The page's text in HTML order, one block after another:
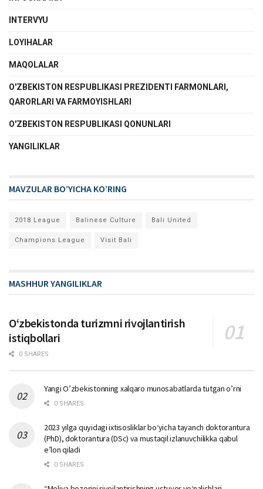
INTERVYU
LOYIHALAR
MAQOLALAR
O'ZBEKISTON RESPUBLIKASI PREZIDENTI FARMONLARI,
QARORLARI VA FARMOYISHLARI
O'ZBEKISTON RESPUBLIKASI QONUNLARI
YANGILIKLAR
MAVZULAR BO’YICHA KO’RING
2018 League Balinese Culture Bali United
Champions League Visit Bali
MASHHUR YANGILIKLAR
Oʻzbekistonda turizmni rivojlantirish
istiqbollari
0 SHARES
Yangi O’zbekistonning xalqaro munosabatlarda tutgan o’rni
0 SHARES
2023 yilga quyidagi ixtisosliklar bо‘yicha tayanch doktorantura
(PhD), doktorantura (DSc) va mustaqil izlanuvchilikka qabul
e’lon qiladi
0 SHARES